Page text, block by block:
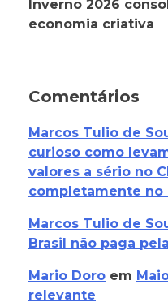
Inverno 2026
economia criativa
Comentários
Marcos Tulio de
curioso como
valores a sério no
completamente no
Marcos Tulio de
Brasil não paga
Mario Doro em
relevante